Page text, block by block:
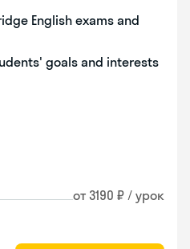
English exams and
goals and interests
от 3190 ₽ / урок